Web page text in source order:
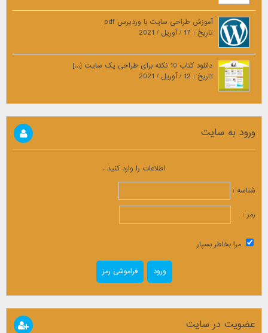
آموزش طراحی سایت با وردپرس pdf
تاریخ : 17 / آوریل / 2021
دانلود کتاب 10 نکته برای طراحی یک سایت [...]
تاریخ : 12 / آوریل / 2021
ورود به سایت
اطلاعات را وارد کنید .
شناسه :
رمز :
مرا بخاطر بسپار
فراموشی رمز
عضویت در سایت